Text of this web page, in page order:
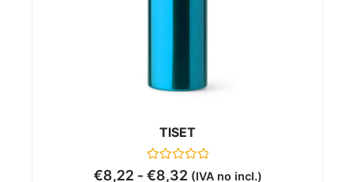
TISET
Valorado
€8,22 - €8,32 (IVA no incl.)